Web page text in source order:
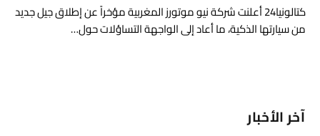
كتالونيا24 أعلنت شركة نيو موتورز المغربية مؤخراً عن إطلاق جيل جديد
من سيارتها الذكية، ما أعاد إلى الواجهة التساؤلات حول…
آخر الأخبار